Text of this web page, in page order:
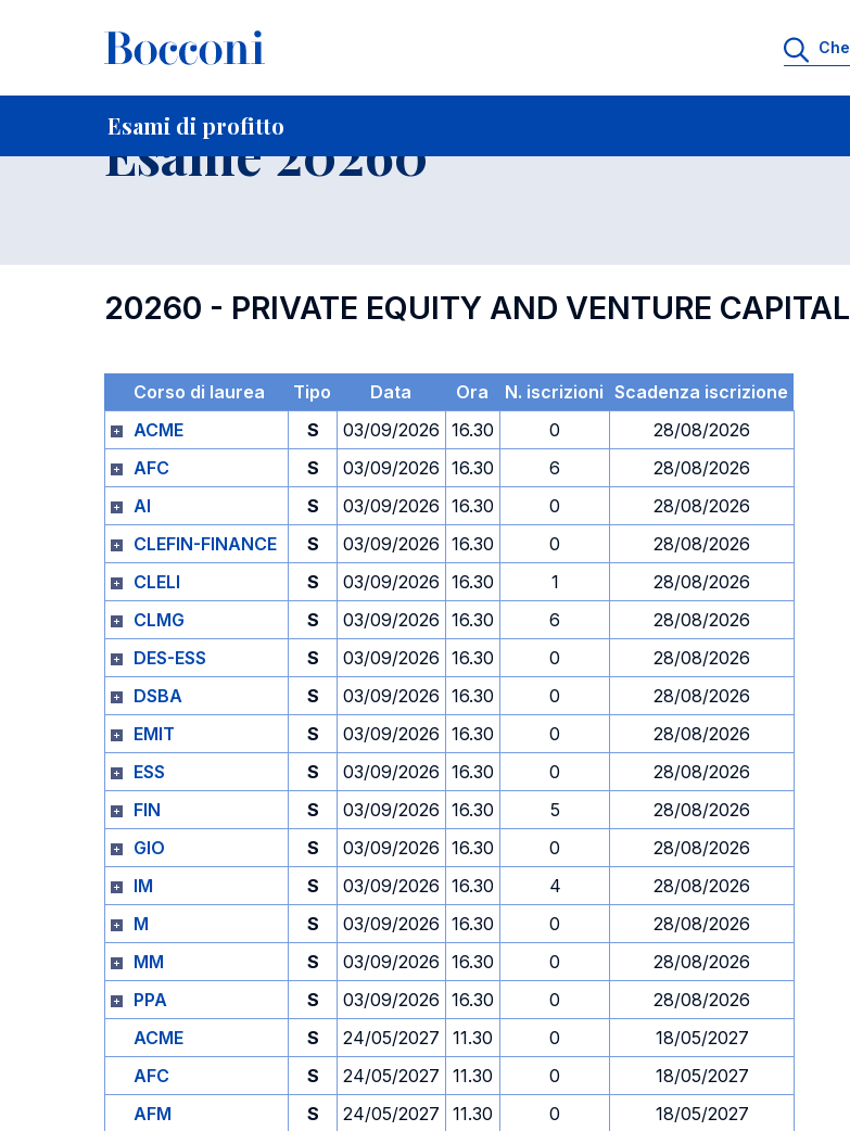
Esami di profitto
Home Per studenti iscritti
Esame 20260
20260 - PRIVATE EQUITY AND VENTURE CAPITAL
Corso di laurea Tipo Data Ora N. iscrizioni Scadenza iscrizione
ACME
S 03/09/2026 16.30 0
28/08/2026
AFC
S 03/09/2026 16.30 6
28/08/2026
AI
S 03/09/2026 16.30 0
28/08/2026
CLEFIN-FINANCE
S 03/09/2026 16.30 0
28/08/2026
CLELI
S 03/09/2026 16.30 1
28/08/2026
CLMG
S 03/09/2026 16.30 6
28/08/2026
DES-ESS
S 03/09/2026 16.30 0
28/08/2026
DSBA
S 03/09/2026 16.30 0
28/08/2026
EMIT
S 03/09/2026 16.30 0
28/08/2026
ESS
S 03/09/2026 16.30 0
28/08/2026
FIN
S 03/09/2026 16.30 5
28/08/2026
GIO
S 03/09/2026 16.30 0
28/08/2026
IM
S 03/09/2026 16.30 4
28/08/2026
M
S 03/09/2026 16.30 0
28/08/2026
MM
S 03/09/2026 16.30 0
28/08/2026
PPA
S 03/09/2026 16.30 0
28/08/2026
ACME
S 24/05/2027 11.30 0
18/05/2027
AFC
S 24/05/2027 11.30 0
18/05/2027
AFM
S 24/05/2027 11.30 0
18/05/2027